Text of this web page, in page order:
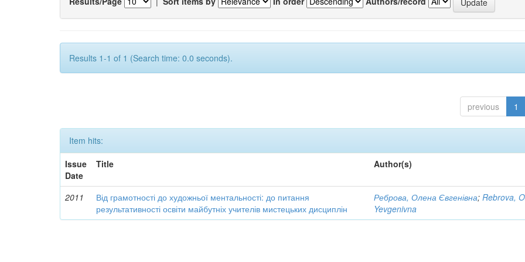
Results 1-1 of 1 (Search time: 0.0 seconds).
previous 1
Item hits:
Issue
Date
Title Author(s)
2011
Від грамотності до художньої ментальності: до питання
результативності освіти майбутніх учителів мистецьких дисциплін
Реброва, Олена Євгенівна;Rebrova,
Yevgenivna